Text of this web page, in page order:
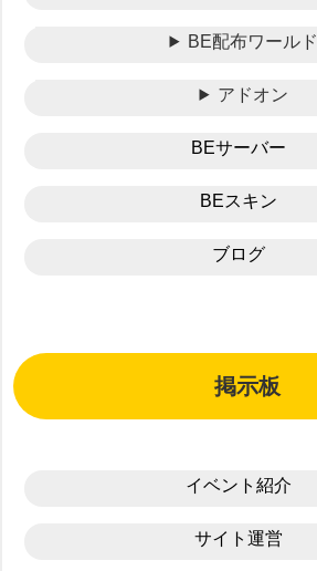
BE配布ワールド
アドオン
BEサーバー
BEスキン
ブログ
掲示板
イベント紹介
サイト運営